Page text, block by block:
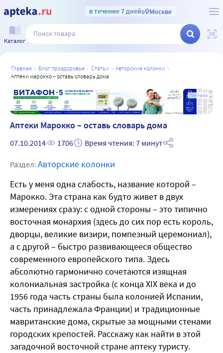
в течение 7 днейв Москве
Каталог
главная блог проздоровье статьи
авторские колонки
аптеки марокко – оставь словарь дома
Реклама
Аптеки Марокко – оставь словарь дома
07.10.2014 1706 Время чтения: 7 минут
Раздел: Авторские колонки
Есть у меня одна слабость, название которой –
Марокко. Эта страна как будто живет в двух
измерениях сразу: с одной стороны – это типично
восточная монархия (здесь до сих пор есть король,
дворцы, великие визири, помпезный церемониал),
а с другой – быстро развивающееся общество
современного европейского типа. Здесь
абсолютно гармонично сочетаются изящная
колониальная застройка (с конца XIX века и до
1956 года часть страны была колонией Испании,
часть принадлежала Франции) и традиционные
мавританские дома, скрытые за мощными стенами
городских крепостей. Расскажу как найти в этой
загадочной восточной стране аптеку туристу.